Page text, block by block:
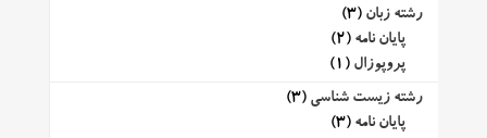
رشته زبان (3)
پایان نامه (2)
پروپوزال (1)
رشته زیست شناسی (3)
پایان نامه (3)